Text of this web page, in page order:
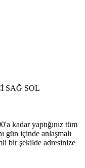
SAĞ SOL
kadar yaptığınız tüm
gün içinde anlaşmalı
bir şekilde adresinize